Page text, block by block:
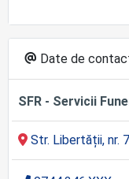
Date de
SFR - Servicii
Str. Libertății, nr.